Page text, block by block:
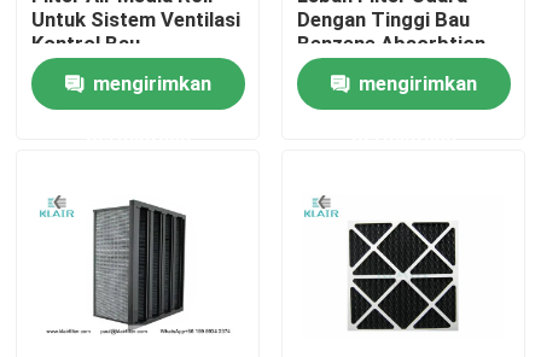
Hubungi kami
Permintaan Penawaran
Filter Bag Air
Filter Udara HVAC
Untuk Sistem Ventilasi
Kontrol Bau
mengirimkan
Dengan Tinggi Bau
Benzene Absorbtion
mengirimkan